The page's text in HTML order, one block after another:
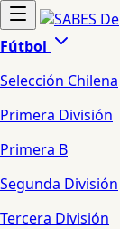
Fútbol
Selección Chilena
Primera División
Primera B
Segunda División
Tercera División